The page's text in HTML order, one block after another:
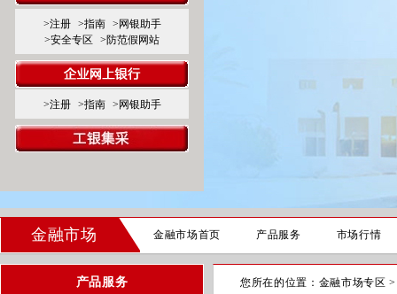
>注册 >指南
>网银助手
>安全专区
>防范假网站
>注册 >指南 >网银助手
金融市场 金融市场首页 产品服务 市场行情
产品服务 您所在的位置： 金融市场专区